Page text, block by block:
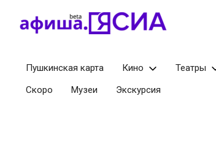
Пушкинская карта Кино Театры
Скоро
Музеи Экскурсия